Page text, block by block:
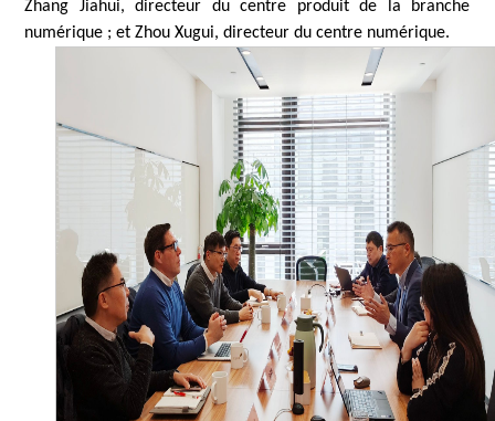
Zhang Jiahui, directeur du centre produit de la branche
numérique ; et Zhou Xugui, directeur du centre numérique.